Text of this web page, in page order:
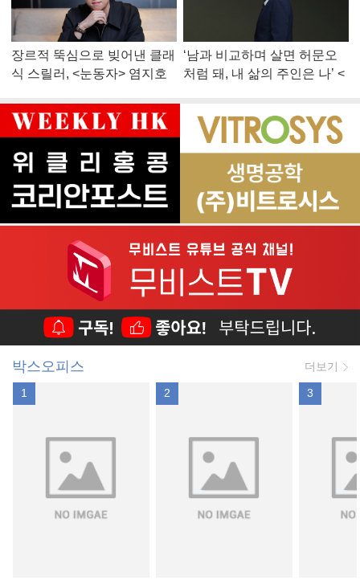
장르적 뚝심으로 빚어낸 클래
식 스릴러, <눈동자> 염지호
‘남과 비교하며 살면 허문오
처럼 돼, 내 삶의 주인은 나’ <
박스오피스 더보기
1 2 3